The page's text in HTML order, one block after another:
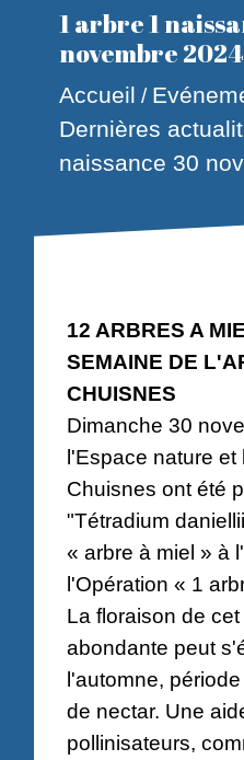
1 arbre 1
novembre 2024
Accueil /
Dernières
naissance 30
12 ARBRES A
SEMAINE DE
CHUISNES
Dimanche 30
l'Espace nature et
Chuisnes ont été
"Tétradium
« arbre à miel » à
l'Opération « 1
La floraison de
abondante peut
l'automne,
de nectar. Une
pollinisateurs,